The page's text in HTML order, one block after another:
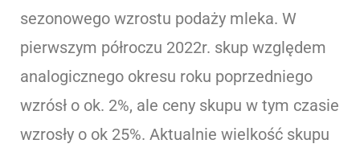
sezonowego wzrostu podaży mleka. W
pierwszym półroczu 2022r. skup względem
analogicznego okresu roku poprzedniego
wzrósł o ok. 2%, ale ceny skupu w tym czasie
wzrosły o ok 25%. Aktualnie wielkość skupu